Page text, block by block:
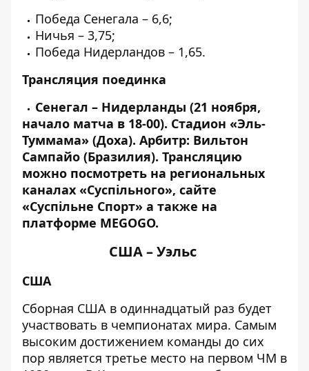
Победа Сенегала – 6,6;
Ничья – 3,75;
Победа Нидерландов – 1,65.
Трансляция поединка
Сенегал – Нидерланды (21 ноября,
начало матча в 18-00). Стадион «Эль-
Туммама» (Доха). Арбитр: Вильтон
Сампайо (Бразилия). Трансляцию
можно посмотреть на региональных
каналах «Суспільного», сайте
«Суспільне Спорт» а также на
платформе MEGOGO.
США – Уэльс
США
Сборная США в одиннадцатый раз будет
участвовать в чемпионатах мира. Самым
высоким достижением команды до сих
пор является третье место на первом ЧМ в